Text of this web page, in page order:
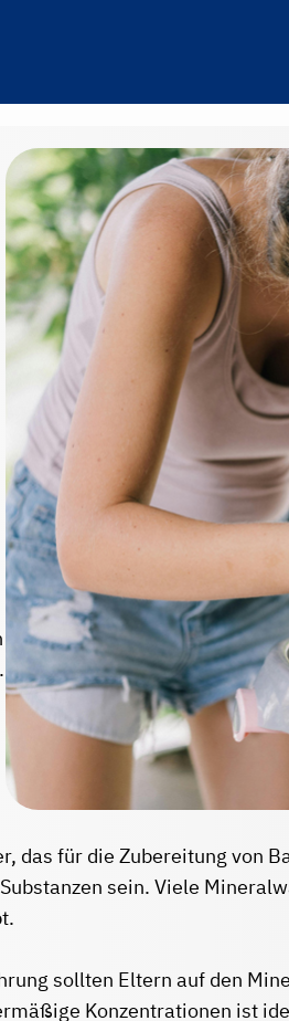
das für die Zubereitung von
sein. Viele
sollten Eltern auf den
Konzentrationen ist